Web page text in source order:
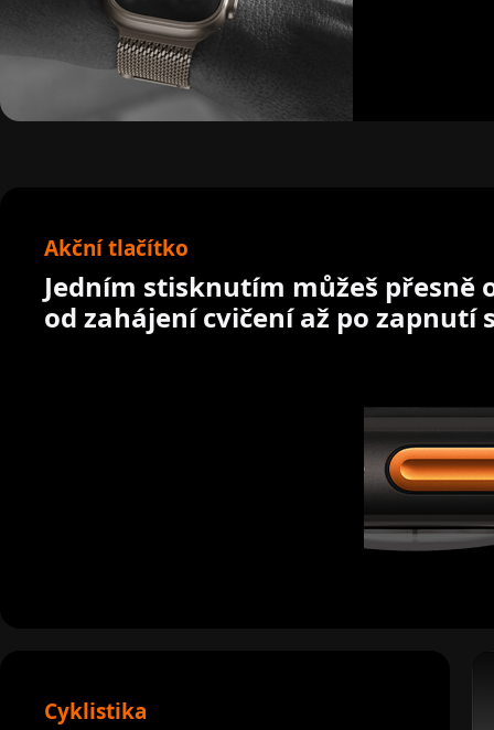
Akční tlačítko
Jedním stisknutím můžeš
od zahájení cvičení až po zapnutí
Cyklistika